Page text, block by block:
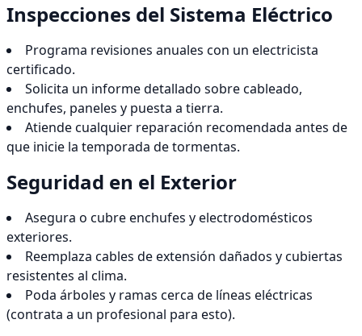
Inspecciones del Sistema Eléctrico
Programa revisiones anuales con un electricista
certificado.
Solicita un informe detallado sobre cableado,
enchufes, paneles y puesta a tierra.
Atiende cualquier reparación recomendada antes de
que inicie la temporada de tormentas.
Seguridad en el Exterior
Asegura o cubre enchufes y electrodomésticos
exteriores.
Reemplaza cables de extensión dañados y cubiertas
resistentes al clima.
Poda árboles y ramas cerca de líneas eléctricas
(contrata a un profesional para esto).